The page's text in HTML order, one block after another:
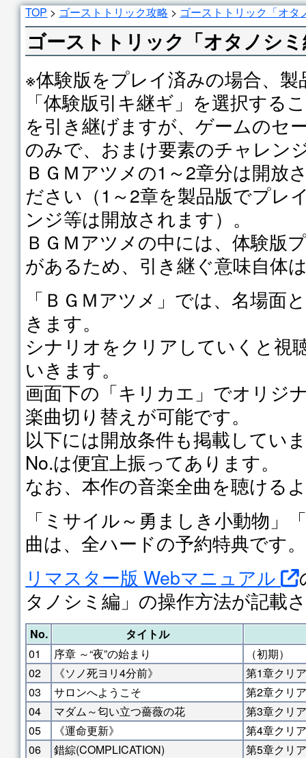
TOP > ゴーストトリック攻略 > ゴーストトリック「オタ
ゴーストトリック「オタノシ
※体験版をプレイ済みの場合、
「体験版引キ継ギ」を選択する
を引き継げますが、ゲームのセ
のみで、おまけ要素のチャレン
ＢＧＭアツメの1～2章分は開放
ださい（1～2章を製品版でプレ
ンジ等は開放されます）。
ＢＧＭアツメの中には、体験版
があるため、引き継ぐ意味自体
「ＢＧＭアツメ」では、名場面
きます。
シナリオをクリアしていくと視
いきます。
画面下の「キリカエ」でオリジ
楽曲切り替えが可能です。
以下には開放条件も掲載してい
No.は便宜上振ってあります。
なお、本作の音楽全曲を聴ける
「ミサイル～勇ましき小動物」
曲は、全ハードの予約特典です。
リマスター版 Webマニュアル
タノシミ編」の操作方法が記載
No.
タイトル
01
序章 ～“夜”の始まり
（初期）
02
《ソノ死ヨリ4分前》
第1章クリ
03
サロンへようこそ
第2章クリ
04
マダム～匂い立つ薔薇の花
第3章クリ
05
《運命更新》
第4章クリ
06
錯綜(COMPLICATION)
第5章クリ